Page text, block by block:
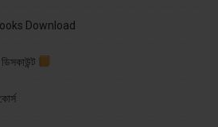
Download